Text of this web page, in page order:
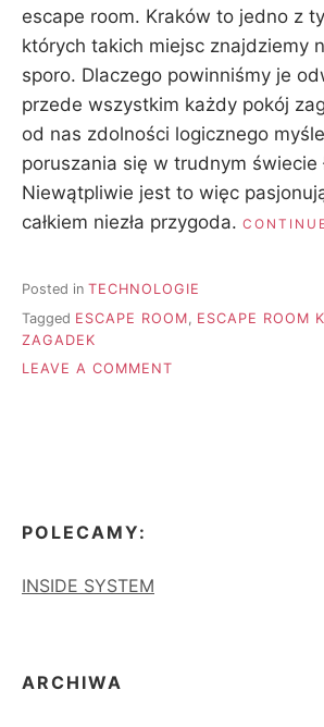
escape room. Kraków to jedno z
których takich miejsc znajdziemy
sporo. Dlaczego powinniśmy je
przede wszystkim każdy pokój
od nas zdolności logicznego
poruszania się w trudnym świecie
Niewątpliwie jest to więc
całkiem niezła przygoda.
Posted in TECHNOLOGIE
Tagged ESCAPE ROOM ESCAPE ROOM
ZAGADEK
LEAVE A COMMENT
POLECAMY:
INSIDE SYSTEM
ARCHIWA